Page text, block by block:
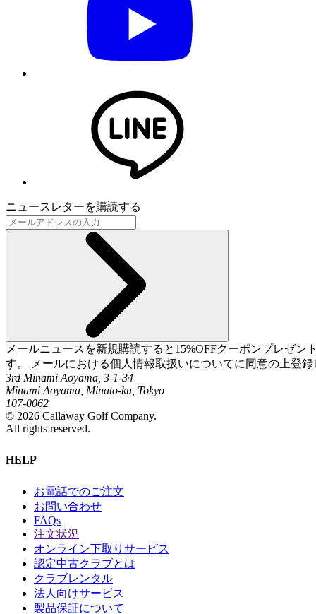
ニュースレターを購読する
メールニュースを新規購読すると15%OFFクーポンプレゼ
す。 メールにおける個人情報取扱いについてに同意の上登
3rd Minami Aoyama, 3-1-34
Minami Aoyama, Minato-ku, Tokyo
107-0062
© 2026 Callaway Golf Company.
All rights reserved.
HELP
お電話でのご注文
お問い合わせ
FAQs
注文状況
オンライン下取りサービス
認定中古クラブとは
クラブレンタル
法人向けサービス
製品保証について